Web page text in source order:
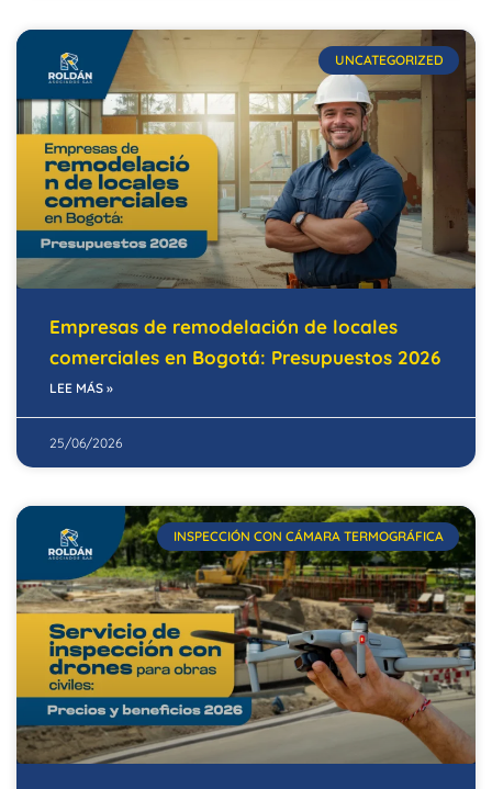
UNCATEGORIZED
Empresas de remodelación de locales
comerciales en Bogotá: Presupuestos 2026
LEE MÁS »
25/06/2026
INSPECCIÓN CON CÁMARA TERMOGRÁFICA